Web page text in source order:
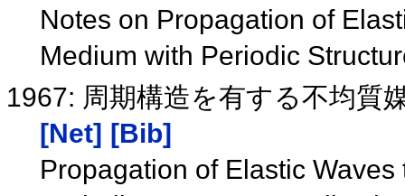
Notes on Propagation of
Medium with Periodic
1967: 周期構造を有する不均質
[Net] [Bib]
Propagation of Elastic